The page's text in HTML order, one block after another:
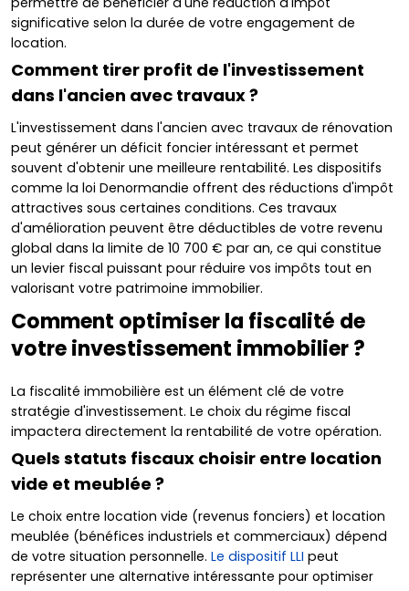
significative selon la durée de votre engagement de
location.
Comment tirer profit de l'investissement
dans l'ancien avec travaux ?
L'investissement dans l'ancien avec travaux de rénovation
peut générer un déficit foncier intéressant et permet
souvent d'obtenir une meilleure rentabilité. Les dispositifs
comme la loi Denormandie offrent des réductions d'impôt
attractives sous certaines conditions. Ces travaux
d'amélioration peuvent être déductibles de votre revenu
global dans la limite de 10 700 € par an, ce qui constitue
un levier fiscal puissant pour réduire vos impôts tout en
valorisant votre patrimoine immobilier.
Comment optimiser la fiscalité de
votre investissement immobilier ?
La fiscalité immobilière est un élément clé de votre
stratégie d'investissement. Le choix du régime fiscal
impactera directement la rentabilité de votre opération.
Quels statuts fiscaux choisir entre location
vide et meublée ?
Le choix entre location vide (revenus fonciers) et location
meublée (bénéfices industriels et commerciaux) dépend
de votre situation personnelle. Le dispositif LLI peut
représenter une alternative intéressante pour optimiser